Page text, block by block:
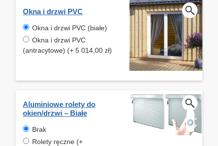
Okna i drzwi PVC
Okna i drzwi PVC (białe)
Okna i drzwi PVC
(antracytowe) (+ 5 014,00 zł)
Aluminiowe rolety do
okien/drzwi – Białe
Brak
Rolety ręczne (+